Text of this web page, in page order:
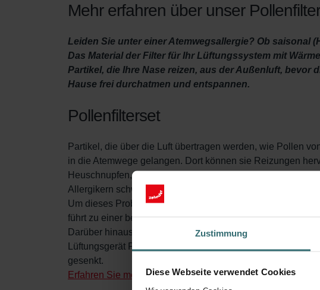
Zustimmung
Diese Webseite verwendet Cookies
Mehr erfahren über unser
Leiden Sie unter einer Atemwegsallergie? Ob saisonal
Das Material der Filter für Ihr Lüftungssystem mit
Partikel, die Ihre Nase reizen, aus der Außenluft,
Hause frei durchatmen und entspannen.
Pollenfilterset
Partikel, die über die Luft übertragen werden, wie Pollen
in die Atemwege gelangen. Dort können sie Reizungen
Heuschnupfen, leiden darunter. Wenn Sie ein Fenster
Allergikern schwer, sich zu entspannen.
Um dieses Problem zu lösen, filtert der Pollenfilter aus
führt zu einer besseren Raumluftqualität, die es Ihnen
Darüber hinaus enthält das Pollenfilterset einen
Lüftungsgerät Pandion ansammelt. Dadurch wird die
gesenkt.
Erfahren Sie mehr zum Thema Pollenfilter